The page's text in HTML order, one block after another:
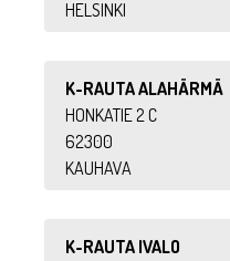
HELSINKI
K-RAUTA ALAHÄRMÄ
HONKATIE 2 C
62300
KAUHAVA
K-RAUTA IVALO